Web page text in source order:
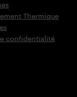
Thermique
confidentialité